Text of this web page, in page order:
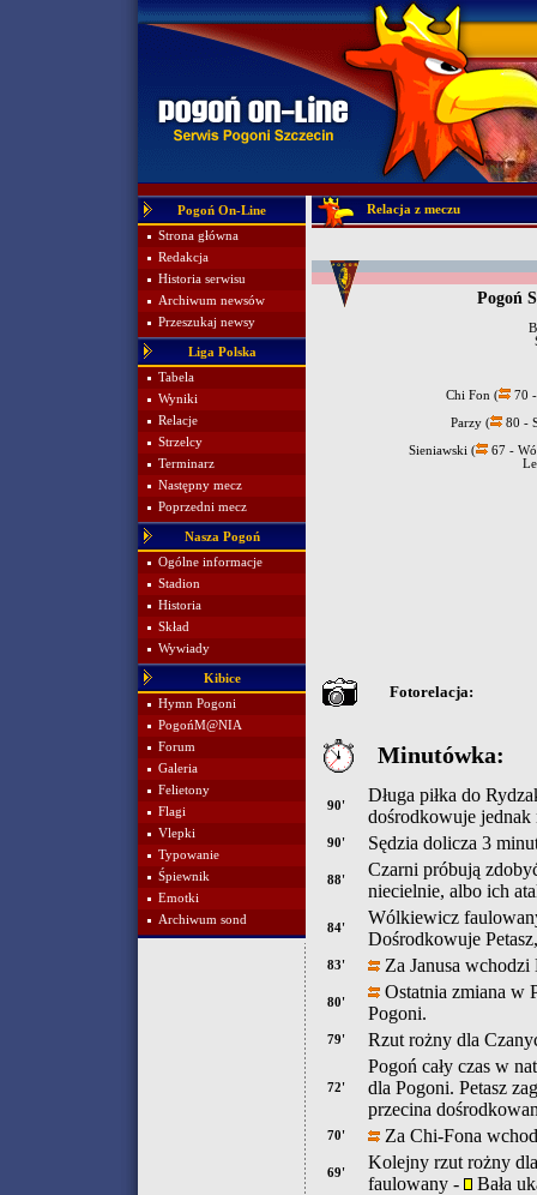
Pogoń On-Line
Strona główna
Redakcja
Historia serwisu
Archiwum newsów
Przeszukaj newsy
Liga Polska
Tabela
Wyniki
Relacje
Strzelcy
Terminarz
Następny mecz
Poprzedni mecz
Nasza Pogoń
Ogólne informacje
Stadion
Historia
Skład
Wywiady
Kibice
Hymn Pogoni
PogońM@NIA
Forum
Galeria
Felietony
Flagi
Vlepki
Typowanie
Śpiewnik
Emotki
Archiwum sond
Relacja z meczu
Pogoń
Chi Fon ( 70
Parzy ( 80 -
Sieniawski (
67 -
Fotorelacja:
Minutówka:
90'
Długa piłka do
dośrodkowuje jednak
90' Sędzia dolicza 3
88'
Czarni próbują
niecielnie, albo ich
84'
Wólkiewicz
Dośrodkowuje
83' Za Janusa
80'
Ostatnia zmiana w
Pogoni.
79' Rzut rożny dla
72'
Pogoń cały czas w
dla Pogoni. Petasz
przecina
70' Za Chi-Fona
69'
Kolejny rzut rożny
faulowany -
Bała